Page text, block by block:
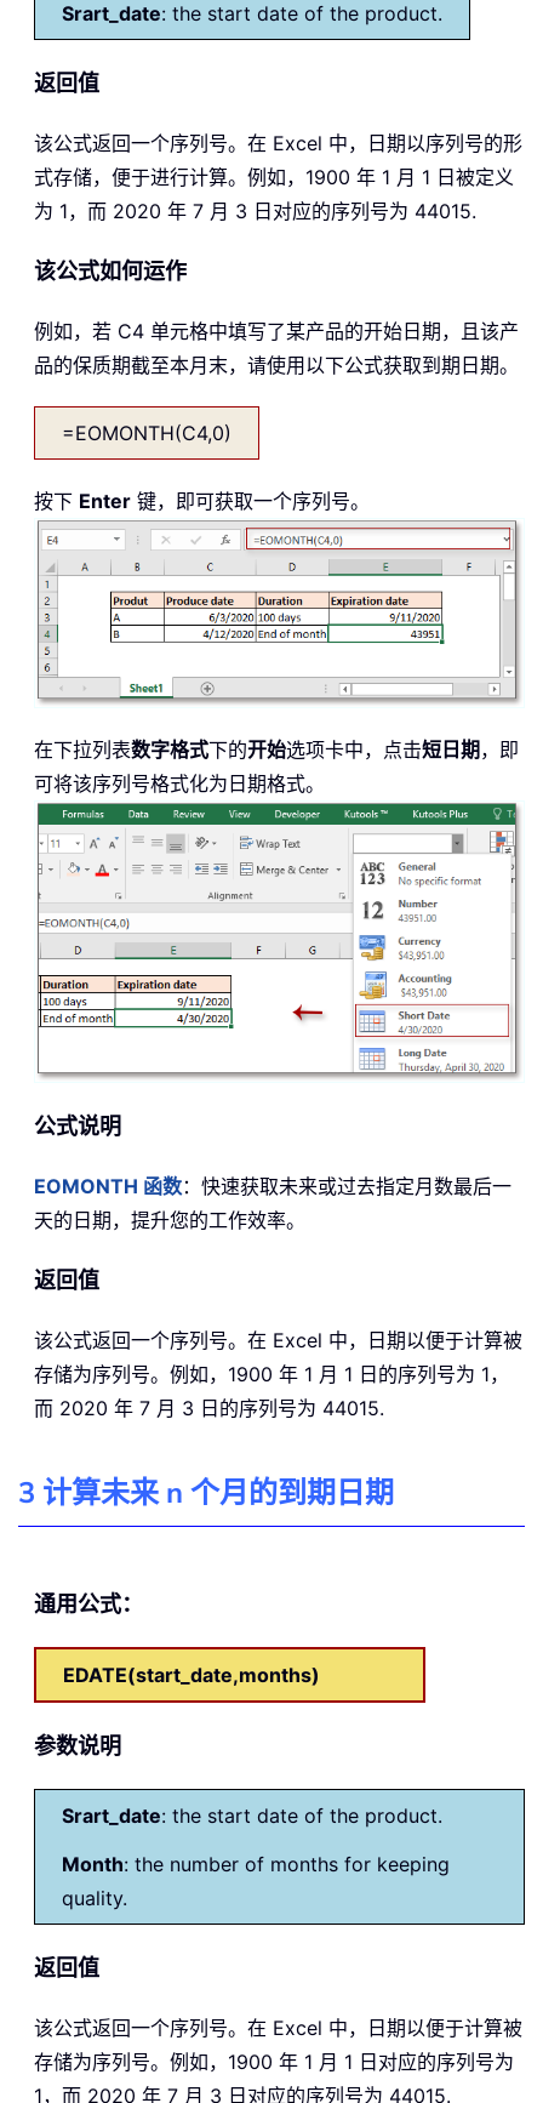
Srart_date: the start date of the product.
返回值
该公式返回一个序列号。在 Excel 中，日期以序列号的形
式存储，便于进行计算。例如，1900 年 1 月 1 日被定义
为 1，而 2020 年 7 月 3 日对应的序列号为 44015.
该公式如何运作
例如，若 C4 单元格中填写了某产品的开始日期，且该产
品的保质期截至本月末，请使用以下公式获取到期日期。
=EOMONTH(C4,0)
按下 Enter 键，即可获取一个序列号。
在下拉列表数字格式下的开始选项卡中，点击短日期，即
可将该序列号格式化为日期格式。
公式说明
EOMONTH 函数：快速获取未来或过去指定月数最后一
天的日期，提升您的工作效率。
返回值
该公式返回一个序列号。在 Excel 中，日期以便于计算被
存储为序列号。例如，1900 年 1 月 1 日的序列号为 1，
而 2020 年 7 月 3 日的序列号为 44015.
3 计算未来 n 个月的到期日期
通用公式：
EDATE(start_date,months)
参数说明
Srart_date: the start date of the product.
Month: the number of months for keeping
quality.
返回值
该公式返回一个序列号。在 Excel 中，日期以便于计算被
存储为序列号。例如，1900 年 1 月 1 日对应的序列号为
1，而 2020 年 7 月 3 日对应的序列号为 44015.